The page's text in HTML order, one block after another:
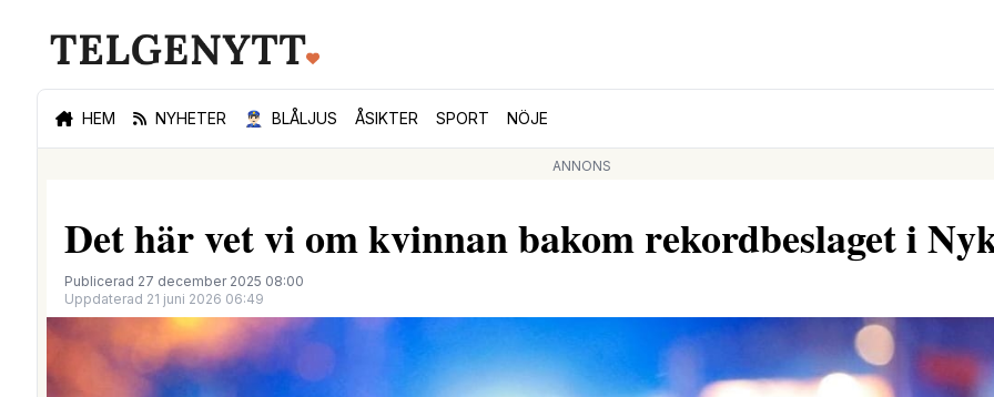
HEM NYHETER 👮🏻‍♂️ BLÅLJUS ÅSIKTER SPORT NÖJE
ANNONS
Det här vet vi om kvinnan bakom rekordbeslaget i
Publicerad 27 december 2025 08:00
Uppdaterad 21 juni 2026 06:49